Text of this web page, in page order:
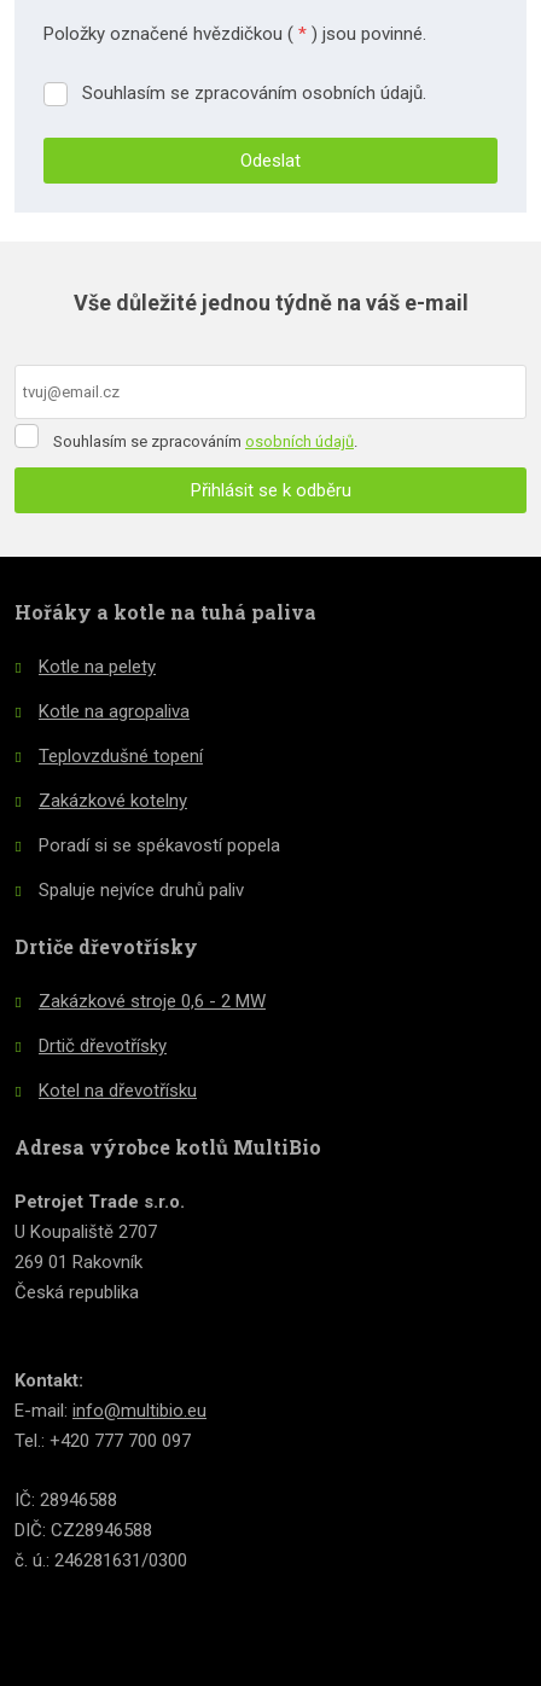
Položky označené hvězdičkou ( * ) jsou povinné.
Souhlasím
zpracováním
Souhlasím se zpracováním osobních údajů.
Odeslat
odeslat.
Vše důležité jednou týdně na váš e-mail
Souhlasím
Souhlasím se zpracováním osobních údajů
Přihlásit se k odběru
nepodařilo
Hořáky a kotle na tuhá paliva
Kotle na pelety
Kotle na agropaliva
Teplovzdušné topení
Zakázkové kotelny
Poradí si se spékavostí popela
Spaluje nejvíce druhů paliv
Drtiče dřevotřísky
Zakázkové stroje 0,6 - 2 MW
Drtič dřevotřísky
Kotel na dřevotřísku
Adresa výrobce kotlů MultiBio
Petrojet Trade s.r.o.
U Koupaliště 2707
269 01 Rakovník
Česká republika
Kontakt:
E-mail: info@multibio.eu
Tel.: +420 777 700 097
IČ: 28946588
DIČ: CZ28946588
č. ú.: 246281631/0300